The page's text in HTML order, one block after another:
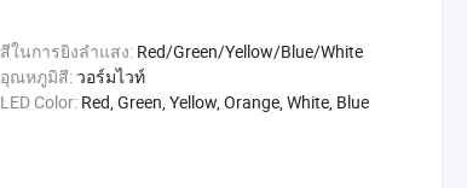
สีในการยิงลำแสง: Red/Green/Yellow/Blue/White
อุณหภูมิสี: วอร์มไวท์
LED Color: Red, Green, Yellow, Orange, White, Blue